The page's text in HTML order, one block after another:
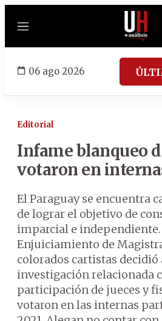
Menú
06 ago 2026
Editorial
Infame blanqueo
votaron en
El Paraguay se encuentra
de lograr el objetivo de
imparcial e independiente.
Enjuiciamiento de
colorados cartistas decidió
investigación relacionada
participación de jueces y
votaron en las internas